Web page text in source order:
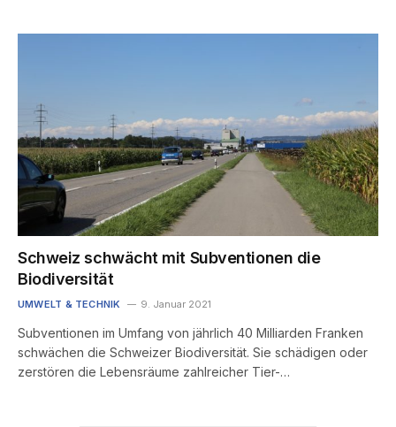
Schweiz schwächt mit Subventionen die
Biodiversität
UMWELT & TECHNIK 9. Januar 2021
Subventionen im Umfang von jährlich 40 Milliarden Franken
schwächen die Schweizer Biodiversität. Sie schädigen oder
zerstören die Lebensräume zahlreicher Tier-…